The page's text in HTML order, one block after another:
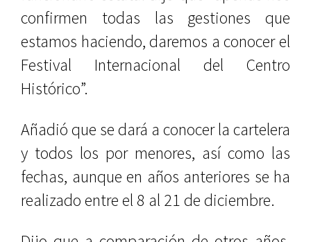
confirmen todas las gestiones que
estamos haciendo, daremos a conocer el
Festival Internacional del Centro
Histórico”.
Añadió que se dará a conocer la cartelera
y todos los por menores, así como las
fechas, aunque en años anteriores se ha
realizado entre el 8 al 21 de diciembre.